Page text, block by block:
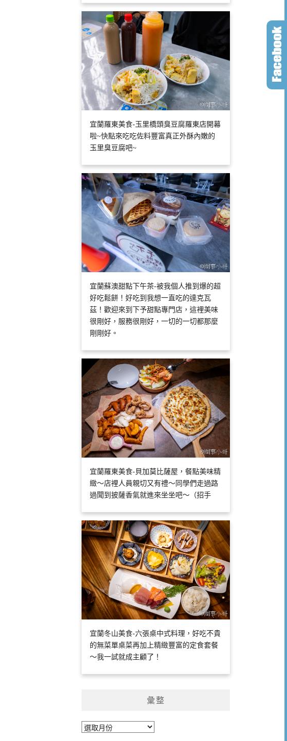
宜蘭羅東美食-玉里橋頭臭豆腐羅東店開幕
啦~快點來吃吃佐料豐富真正外酥內嫩的
玉里臭豆腐吧~
宜蘭蘇澳甜點下午茶-被我個人推到爆的超
好吃鬆餅！好吃到我想一直吃的達克瓦
茲！歡迎來到下予甜點專門店，這裡美味
很剛好，服務很剛好，一切的一切都那麼
剛剛好。
宜蘭羅東美食-貝加莫比薩屋，餐點美味精
緻～店裡人員親切又有禮～同學們走過路
過聞到披薩香氣就進來坐坐吧～（招手
宜蘭冬山美食-六張桌中式料理，好吃不貴
的無菜單桌菜再加上精緻豐富的定食套餐
～我一試就成主顧了！
彙整
彙